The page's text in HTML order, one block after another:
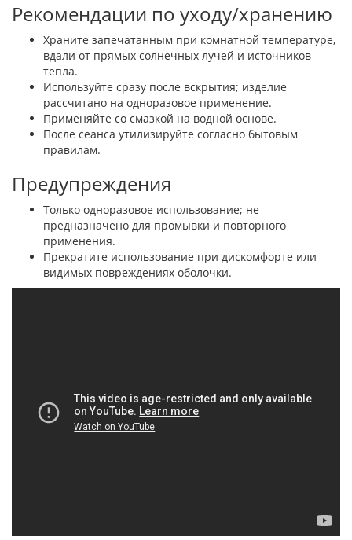
Рекомендации по уходу/хранению
Храните запечатанным при комнатной температуре,
вдали от прямых солнечных лучей и источников
тепла.
Используйте сразу после вскрытия; изделие
рассчитано на одноразовое применение.
Применяйте со смазкой на водной основе.
После сеанса утилизируйте согласно бытовым
правилам.
Предупреждения
Только одноразовое использование; не
предназначено для промывки и повторного
применения.
Прекратите использование при дискомфорте или
видимых повреждениях оболочки.